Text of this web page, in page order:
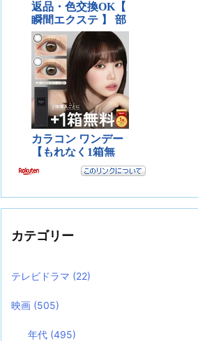
カテゴリー
テレビドラマ (22)
映画 (505)
年代 (495)